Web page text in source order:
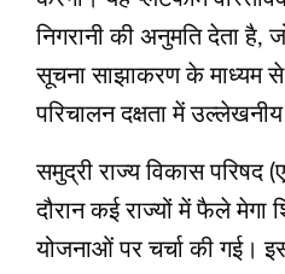
निगरानी की अनुमति देता है,
सूचना साझाकरण के माध्यम से
परिचालन दक्षता में उल्लेखनीय
समुद्री राज्य विकास परिषद
दौरान कई राज्यों में फैले मेगा
योजनाओं पर चर्चा की गई।